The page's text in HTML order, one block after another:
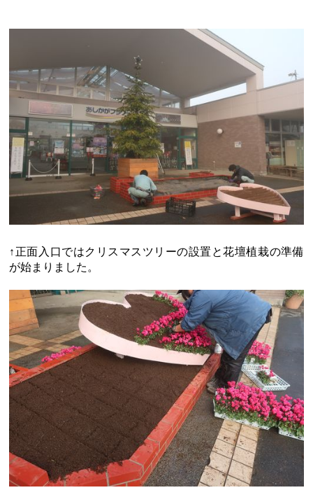
↑正面入口ではクリスマスツリーの設置と花壇植栽の準備
が始まりました。